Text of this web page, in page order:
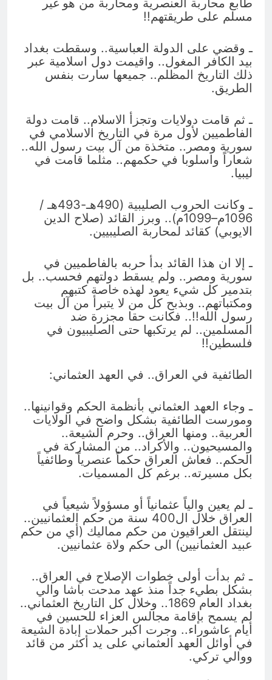
طابع محاربة العنصرية ومحاربة من هو غير
مسلم على طريقتهم!!
ـ وقضي على الدولة العباسية.. وسقطت بغداد
بيد الكافر المغول.. واقيمت دول اسلامية عبر
ذلك التاريخ المظلم.. جميعها سارت بنفس
الطريق.
ـ ثم قامت دولايات وتجزأ الاسلام.. قامت دولة
الفاطميين لأول مرة في التاريخ الاسلامي في
سورية ومصر.. متخذة من آل بيت رسول الله..
شعاراً واسلوبا في حكمهم.. مثلما قامت في
ليبيا.
ـ وكانت الحروب الصليبية (‏490هـ-493هـ /
1096م–1099م).. وبرز القائد (صلاح الدين
الايوبي) كقائد لمحاربة الصليبيين.
ـ إلا ان هذا القائد بدأ حربه بالفاطميين في
سورية ومصر.. ولم يسقط دولتهم فحسب.. بل
بتدمير كل شيء يعود لهذه خاصة كتبهم
ومكتباتهم.. وبذبح كل من لا يتبرأ من آل بيت
رسول الله!!.. فكانت حقا مجزرة ضد
المسلمين.. لم يرتكبها حتى الصليبيون في
فلسطين!!
الطائفية في العراق.. في العهد العثماني:
ـ وجاء العهد العثماني بأنظمة الحكم وقوانينها..
ومورست الطائفية بشكل واضح في الولايات
العربية.. ومنها العراق.. وحرم الشيعة..
والمسيحيون.. والأكراد.. من المشاركة في
الحكم.. فعاش العراق حكماً عنصرياً وطائفياً
بكل مسيرته.. برغم كل المسميات.
ـ لم يعين والياً عثمانياً أو مسؤولاً شيعياً في
العراق خلال ال400 سنة من حكم العثمانيين..
لينتقل العراقيون من حكم مماليك (أي من حكم
عبيد العثمانيين) الى حكم ولاة عثمانيين.
ـ ثم بدأت أولى خطوات الإصلاح في العراق..
بشكل بطيء جداً منذ عهد مدحت باشا والي
بغداد العام 1869.. وخلال كل التاريخ العثماني..
لم يسمح بإقامة مجالس العزاء للحسين في
أيام عاشوراء.. وجرت اكبر حملات إبادة الشيعة
في أوائل العهد العثماني على يد أكثر من قائد
ووالي تركي.